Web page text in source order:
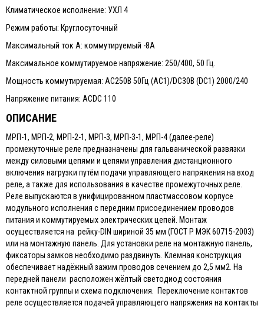
Климатическое исполнение: УХЛ 4
Режим работы: Круглосуточный
Максимальный ток А: коммутируемый -8А
Максимальное коммутируемое напряжение: 250/400, 50 Гц.
Мощность коммутируемая: АС250В 50Гц (АС1)/DC30В (DC1) 2000/240
Напряжение питания: ACDC 110
ОПИСАНИЕ
МРП-1, МРП-2, МРП-2-1, МРП-3, МРП-3-1, МРП-4 (далее-реле)
промежуточные реле предназначены для гальванической развязки
между силовыми цепями и цепями управления дистанционного
включения нагрузки путём подачи управляющего напряжения на вход
реле, а также для использования в качестве промежуточных реле.
Реле выпускаются в унифицированном пластмассовом корпусе
модульного исполнения с передним присоединением проводов
питания и коммутируемых электрических цепей. Монтаж
осуществляется на рейку-DIN шириной 35 мм (ГОСТ Р МЭК 60715-2003)
или на монтажную панель. Для установки реле на монтажную панель,
фиксаторы замков необходимо раздвинуть. Клемная конструкция
обеспечивает надёжный зажим проводов сечением до 2,5 мм2. На
передней панели расположен жёлтый светодиод состояния
контактной группы и схема подключения. Переключение контактов
реле осуществляется подачей управляющего напряжения на контакты